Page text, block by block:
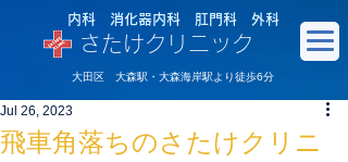
内科 消化器内科 肛門科 外科
さたけクリニック
大田区 大森駅・大森海岸駅より徒歩6分
飛車角落ちのさたけクリニ
Jul 26, 2023